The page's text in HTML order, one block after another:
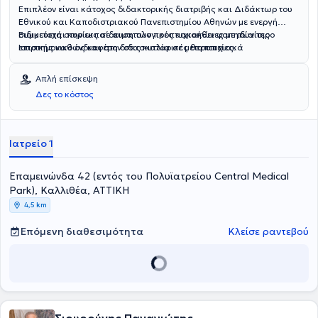
Επιπλέον είναι κάτοχος διδακτορικής διατριβής και Διδάκτωρ του
Εθνικού και Καποδιστριακού Πανεπιστημίου Αθηνών με ενεργή
συμμετοχή στην εκπαίδευση των προπτυχιακών φοιτητών της
Ιατρικής καθώς και στη διδασκαλία σε μεταπτυχιακά
Ειδικεύεται κυρίως σε αιματολογικές κακοήθειες με ιδιαίτερο
επιστημονικό ενδιαφέρον στις κυτταρικές θεραπείες.
Απλή επίσκεψη
Δες το κόστος
Ιατρείο 1
Επαμεινώνδα 42 (εντός του Πολυϊατρείου Central Medical
Park), Καλλιθέα, ΑΤΤΙΚΗ
4,5 km
Επόμενη διαθεσιμότητα Κλείσε ραντεβού